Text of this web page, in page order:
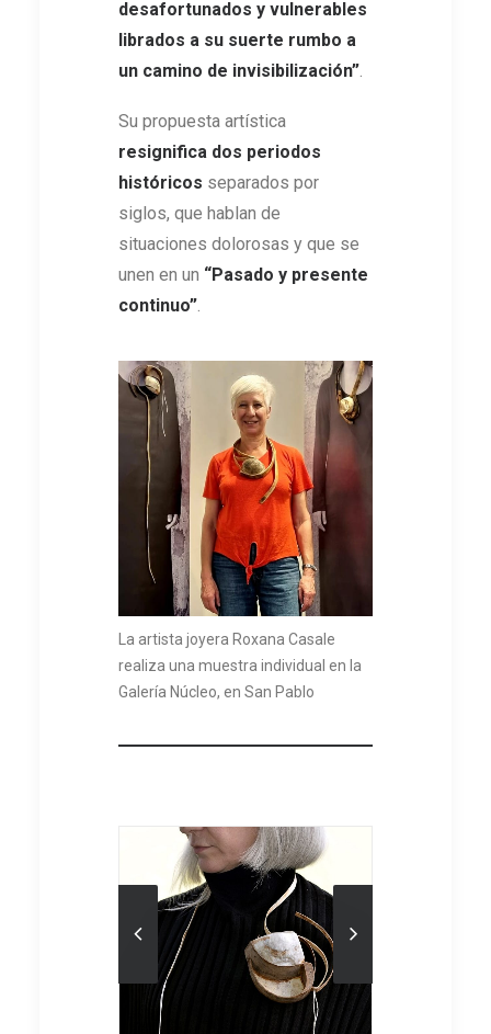
La artista joyera Roxana Casale
realiza una muestra individual en la
Galería Núcleo, en San Pablo
desafortunados y vulnerables
librados a su suerte rumbo a
un camino de invisibilización”.
Su propuesta artística
resignifica dos periodos
históricos separados por
siglos, que hablan de
situaciones dolorosas y que se
unen en un “Pasado y presente
continuo”.